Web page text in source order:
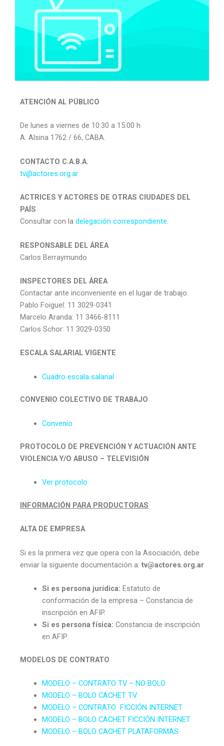
ATENCIÓN AL PÚBLICO
De lunes a viernes de 10:30 a 15:00 h
A. Alsina 1762 / 66, CABA.
CONTACTO C.A.B.A.
tv@actores.org.ar
ACTRICES Y ACTORES DE OTRAS CIUDADES DEL
PAÍS
Consultar con la delegación correspondiente.
RESPONSABLE DEL ÁREA
Carlos Berraymundo
INSPECTORES DEL ÁREA
Contactar ante inconveniente en el lugar de trabajo.
Pablo Foiguel: 11 3029-0341
Marcelo Aranda: 11 3466-8111
Carlos Schor: 11 3029-0350
ESCALA SALARIAL VIGENTE
Cuadro escala salarial
CONVENIO COLECTIVO DE TRABAJO
Convenio
PROTOCOLO DE PREVENCIÓN Y ACTUACIÓN ANTE
VIOLENCIA Y/O ABUSO – TELEVISIÓN
Ver protocolo
INFORMACIÓN PARA PRODUCTORAS
ALTA DE EMPRESA
Si es la primera vez que opera con la Asociación, debe
enviar la siguiente documentación a: tv@actores.org.ar
Si es persona jurídica: Estatuto de
conformación de la empresa – Constancia de
inscripción en AFIP.
Si es persona física: Constancia de inscripción
en AFIP.
MODELOS DE CONTRATO
MODELO – CONTRATO TV – NO BOLO
MODELO – BOLO CACHET TV
MODELO – CONTRATO FICCIÓN INTERNET
MODELO – BOLO CACHET FICCIÓN INTERNET
MODELO – BOLO CACHET PLATAFORMAS